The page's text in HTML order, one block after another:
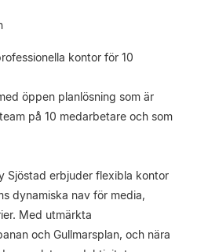
kontor för 10
öppen planlösning som är
på 10 medarbetare och som
Sjöstad erbjuder flexibla kontor
dynamiska nav för media,
Med utmärkta
och Gullmarsplan, och nära